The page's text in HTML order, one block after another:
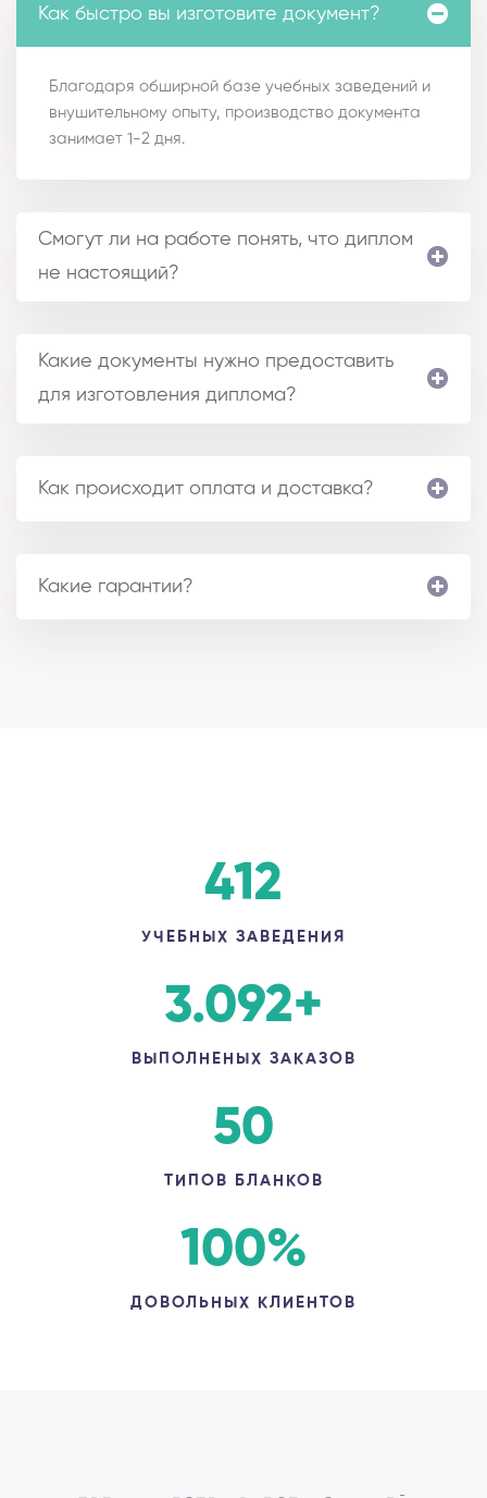
Как быстро вы изготовите документ?
Благодаря обширной базе учебных заведений и
внушительному опыту, производство документа
занимает 1-2 дня.
Смогут ли на работе понять, что диплом
не настоящий?
Какие документы нужно предоставить
для изготовления диплома?
Как происходит оплата и доставка?
Какие гарантии?
412
УЧЕБНЫХ ЗАВЕДЕНИЯ
3.092+
ВЫПОЛНЕНЫХ ЗАКАЗОВ
50
ТИПОВ БЛАНКОВ
100%
ДОВОЛЬНЫХ КЛИЕНТОВ